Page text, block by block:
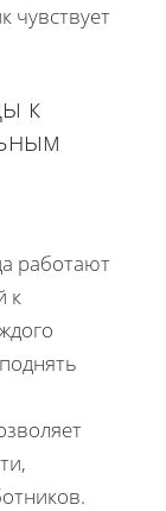
чувствует
к
работают
к